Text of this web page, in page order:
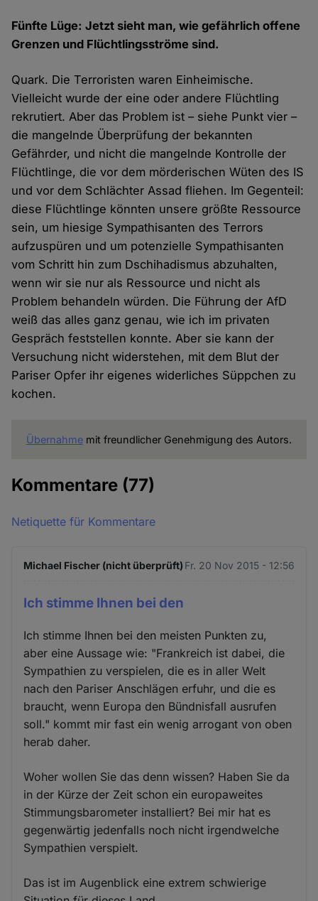
Fünfte Lüge: Jetzt sieht man, wie gefährlich offene
Grenzen und Flüchtlingsströme sind.
Quark. Die Terroristen waren Einheimische.
Vielleicht wurde der eine oder andere Flüchtling
rekrutiert. Aber das Problem ist – siehe Punkt vier –
die mangelnde Überprüfung der bekannten
Gefährder, und nicht die mangelnde Kontrolle der
Flüchtlinge, die vor dem mörderischen Wüten des IS
und vor dem Schlächter Assad fliehen. Im Gegenteil:
diese Flüchtlinge könnten unsere größte Ressource
sein, um hiesige Sympathisanten des Terrors
aufzuspüren und um potenzielle Sympathisanten
vom Schritt hin zum Dschihadismus abzuhalten,
wenn wir sie nur als Ressource und nicht als
Problem behandeln würden. Die Führung der AfD
weiß das alles ganz genau, wie ich im privaten
Gespräch feststellen konnte. Aber sie kann der
Versuchung nicht widerstehen, mit dem Blut der
Pariser Opfer ihr eigenes widerliches Süppchen zu
kochen.
Übernahmemit freundlicher Genehmigung des Autors.
Kommentare (77)
Netiquette für Kommentare
Michael Fischer (nicht überprüft) Fr. 20 Nov 2015 - 12:56
Ich stimme Ihnen bei den
Ich stimme Ihnen bei den meisten Punkten zu,
aber eine Aussage wie: "Frankreich ist dabei, die
Sympathien zu verspielen, die es in aller Welt
nach den Pariser Anschlägen erfuhr, und die es
braucht, wenn Europa den Bündnisfall ausrufen
soll." kommt mir fast ein wenig arrogant von oben
herab daher.
Woher wollen Sie das denn wissen? Haben Sie da
in der Kürze der Zeit schon ein europaweites
Stimmungsbarometer installiert? Bei mir hat es
gegenwärtig jedenfalls noch nicht irgendwelche
Sympathien verspielt.
Das ist im Augenblick eine extrem schwierige